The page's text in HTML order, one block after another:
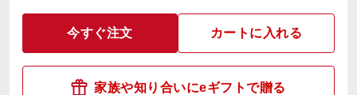
今すぐ注文 カートに入れる
家族や知り合いにeギフトで贈る